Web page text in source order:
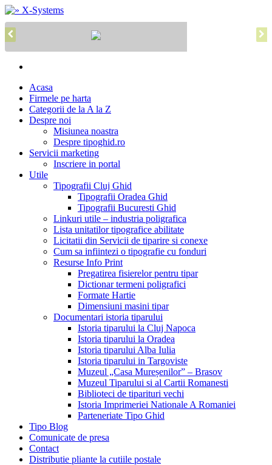
Acasa
Firmele pe harta
Categorii de la A la Z
Despre noi
Misiunea noastra
Despre tipoghid.ro
Servicii marketing
Inscriere in portal
Utile
Tipografii Cluj Ghid
Tipografii Oradea Ghid
Tipografii Bucuresti Ghid
Linkuri utile – industria poligrafica
Lista unitatilor tipografice abilitate
Licitatii din Servicii de tiparire si conexe
Cum sa infiintezi o tipografie cu fonduri
Resurse Info Print
Pregatirea fisierelor pentru tipar
Dictionar termeni poligrafici
Formate Hartie
Dimensiuni masini tipar
Documentari istoria tiparului
Istoria tiparului la Cluj Napoca
Istoria tiparului la Oradea
Istoria tiparului Alba Iulia
Istoria tiparului in Targoviste
Muzeul „Casa Mureșenilor” – Brasov
Muzeul Tiparului si al Cartii Romanesti
Biblioteci de tiparituri vechi
Istoria Imprimeriei Nationale A Romaniei
Parteneriate Tipo Ghid
Tipo Blog
Comunicate de presa
Contact
Distributie pliante la cutiile postale